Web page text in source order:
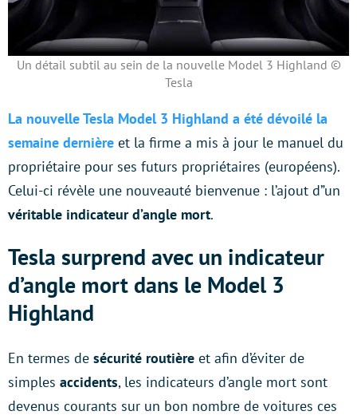
Un détail subtil au sein de la nouvelle Model 3 Highland ©
Tesla
La nouvelle Tesla Model 3 Highland a été dévoilé la
semaine dernière et la firme a mis à jour le manuel du
propriétaire pour ses futurs propriétaires (européens).
Celui-ci révèle une nouveauté bienvenue : l’ajout d”un
véritable indicateur d’angle mort.
Tesla surprend avec un indicateur
d’angle mort dans le Model 3
Highland
En termes de sécurité routière et afin d’éviter de
simples accidents, les indicateurs d’angle mort sont
devenus courants sur un bon nombre de voitures ces